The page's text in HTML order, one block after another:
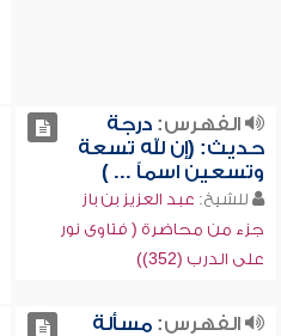
الفهرس:درجة
حديث: (إن لله تسعة
وتسعين اسماً ... )
للشيخ: عبد العزيز بن باز
جزء من محاضرة ( فتاوى نور
على الدرب (352))
الفهرس:مسألة